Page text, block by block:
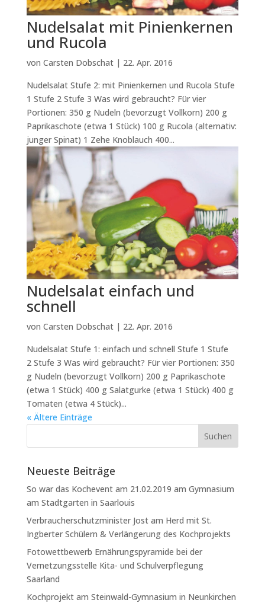
Nudelsalat mit Pinienkernen
und Rucola
von Carsten Dobschat| 22. Apr. 2016
Nudelsalat Stufe 2: mit Pinienkernen und Rucola Stufe
1 Stufe 2 Stufe 3 Was wird gebraucht? Für vier
Portionen: 350 g Nudeln (bevorzugt Vollkorn) 200 g
Paprikaschote (etwa 1 Stück) 100 g Rucola (alternativ:
junger Spinat) 1 Zehe Knoblauch 400...
Nudelsalat einfach und
schnell
von Carsten Dobschat| 22. Apr. 2016
Nudelsalat Stufe 1: einfach und schnell Stufe 1 Stufe
2 Stufe 3 Was wird gebraucht? Für vier Portionen: 350
g Nudeln (bevorzugt Vollkorn) 200 g Paprikaschote
(etwa 1 Stück) 400 g Salatgurke (etwa 1 Stück) 400 g
Tomaten (etwa 4 Stück)...
« Ältere Einträge
Neueste Beiträge
So war das Kochevent am 21.02.2019 am Gymnasium
am Stadtgarten in Saarlouis
Verbraucherschutzminister Jost am Herd mit St.
Ingberter Schülern & Verlängerung des Kochprojekts
Fotowettbewerb Ernährungspyramide bei der
Vernetzungsstelle Kita- und Schulverpflegung
Saarland
Kochprojekt am Steinwald-Gymnasium in Neunkirchen